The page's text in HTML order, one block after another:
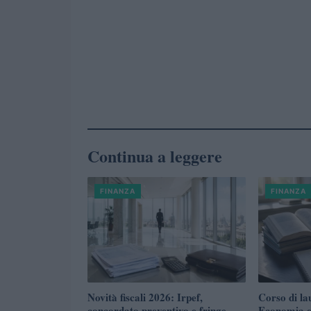
Continua a leggere
FINANZA
Novità fiscali 2026: Irpef,
FINANZA
Corso di